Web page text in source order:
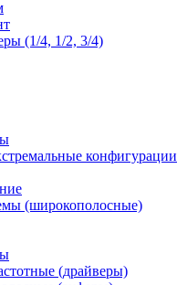
(1/4, 1/2, 3/4)
конфигурации
(широкополосные)
(драйверы)